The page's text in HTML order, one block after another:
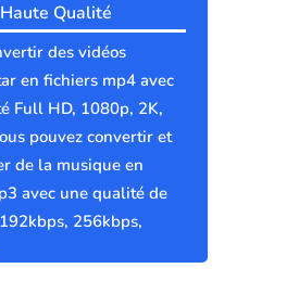
Haute Qualité
des vidéos
en fichiers mp4 avec
Full HD, 1080p, 2K,
pouvez convertir et
de la musique en
avec une qualité de
256kbps,